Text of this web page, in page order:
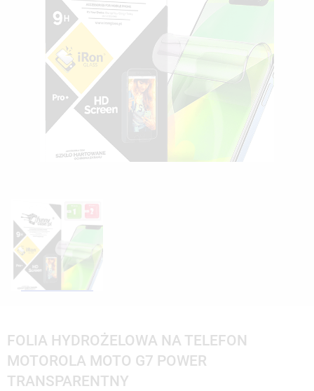
FOLIA HYDROŻELOWA NA TELEFON
MOTOROLA MOTO G7 POWER
TRANSPARENTNY